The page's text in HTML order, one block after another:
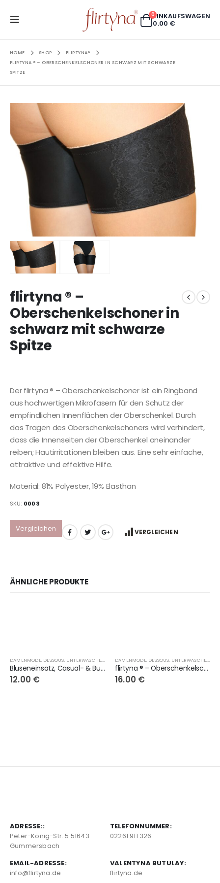
0EINKAUFSWAGEN
0.00 €
HOME SHOP
FLIRTYNA®
FLIRTYNA ® – OBERSCHENKELSCHONER IN SCHWARZ MIT SCHWARZE
SPITZE
flirtyna ® –
Oberschenkelschoner in
schwarz mit schwarze
Spitze
Der flirtyna ® – Oberschenkelschoner ist ein Ringband
aus hochwertigen Mikrofasern für den Schutz der
empfindlichen Innenflächen der Oberschenkel. Durch
das Tragen des Oberschenkelschoners wird verhindert,
dass die Innenseiten der Oberschenkel aneinander
reiben; Hautirritationen bleiben aus. Eine sehr einfache,
attraktive und effektive Hilfe.
Material: 81% Polyester, 19% Elasthan
SKU: 0003
Vergleichen VERGLEICHEN
ÄHNLICHE PRODUKTE
DAMENMODE, DESSOUS, UNTERWÄSCHE, OBERSCHENKELSCHONER, LINGERIE ,FLIRTYNA®,
Bluseneinsatz, Casual- & Business-Look, weiss-Herzen, 2 Knöpfe
12.00 €
DAMENMODE, DESSOUS, UNTERWÄSCHE, OBERSCHENKELSCHONER, LINGERIE
flirtyna ® – Oberschenkelschoner beige mit schwarze Spitze
16.00 €
ADRESSE::
Peter-König-Str. 5 51643
Gummersbach
TELEFONNUMMER:
02261 911 326
EMAIL-ADRESSE:
info@flirtyna.de
VALENTYNA BUTULAY:
flirtyna.de